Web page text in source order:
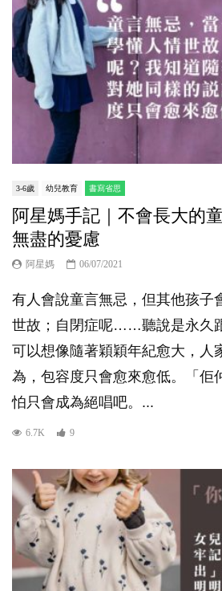
3-6歲 幼兒教育 書寫省思
阿星媽手記｜不會長大的
無盡的憂慮
阿星媽 06/07/2021
有人會說童言無忌，但其他孩子
世故；自閉症呢……聽說是永久
可以想像隨著穎穎年紀愈大，人
為，包容度只會愈來愈低。「佢
怕只會成為絕唱吧。...
6.7K 9